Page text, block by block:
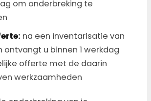
om onderbreking te
na een inventarisatie van
ontvangt u binnen 1 werkdag
offerte met de daarin
werkzaamheden